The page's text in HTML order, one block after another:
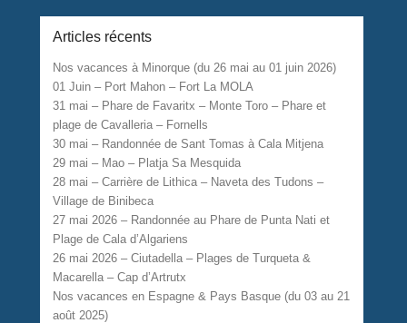
Articles récents
Nos vacances à Minorque (du 26 mai au 01 juin 2026)
01 Juin – Port Mahon – Fort La MOLA
31 mai – Phare de Favaritx – Monte Toro – Phare et
plage de Cavalleria – Fornells
30 mai – Randonnée de Sant Tomas à Cala Mitjena
29 mai – Mao – Platja Sa Mesquida
28 mai – Carrière de Lithica – Naveta des Tudons –
Village de Binibeca
27 mai 2026 – Randonnée au Phare de Punta Nati et
Plage de Cala d’Algariens
26 mai 2026 – Ciutadella – Plages de Turqueta &
Macarella – Cap d’Artrutx
Nos vacances en Espagne & Pays Basque (du 03 au 21
août 2025)